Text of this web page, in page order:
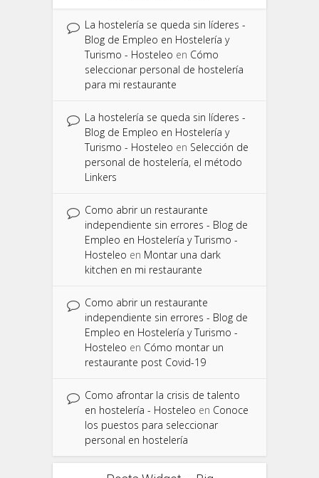
La hostelería se queda sin líderes -
Blog de Empleo en Hostelería y
Turismo - Hosteleo en Cómo
seleccionar personal de hostelería
para mi restaurante
La hostelería se queda sin líderes -
Blog de Empleo en Hostelería y
Turismo - Hosteleo en Selección de
personal de hostelería, el método
Linkers
Como abrir un restaurante
independiente sin errores - Blog de
Empleo en Hostelería y Turismo -
Hosteleo en Montar una dark
kitchen en mi restaurante
Como abrir un restaurante
independiente sin errores - Blog de
Empleo en Hostelería y Turismo -
Hosteleo en Cómo montar un
restaurante post Covid-19
Como afrontar la crisis de talento
en hostelería - Hosteleo en Conoce
los puestos para seleccionar
personal en hostelería